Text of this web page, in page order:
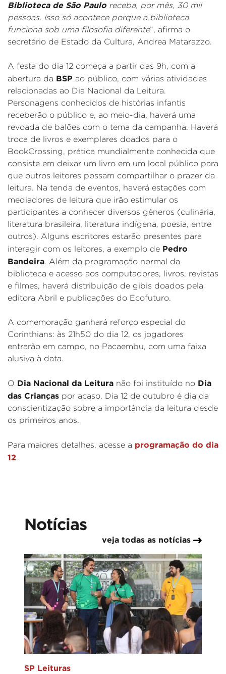
Biblioteca de São Paulo receba, por mês, 30 mil
pessoas. Isso só acontece porque a biblioteca
funciona sob uma filosofia diferente”, afirma o
secretário de Estado da Cultura, Andrea Matarazzo.
A festa do dia 12 começa a partir das 9h, com a
abertura da BSP ao público, com várias atividades
relacionadas ao Dia Nacional da Leitura.
Personagens conhecidos de histórias infantis
receberão o público e, ao meio-dia, haverá uma
revoada de balões com o tema da campanha. Haverá
troca de livros e exemplares doados para o
BookCrossing, prática mundialmente conhecida que
consiste em deixar um livro em um local público para
que outros leitores possam compartilhar o prazer da
leitura. Na tenda de eventos, haverá estações com
mediadores de leitura que irão estimular os
participantes a conhecer diversos gêneros (culinária,
literatura brasileira, literatura indígena, poesia, entre
outros). Alguns escritores estarão presentes para
interagir com os leitores, a exemplo de Pedro
Bandeira. Além da programação normal da
biblioteca e acesso aos computadores, livros, revistas
e filmes, haverá distribuição de gibis doados pela
editora Abril e publicações do Ecofuturo.
A comemoração ganhará reforço especial do
Corinthians: às 21h50 do dia 12, os jogadores
entrarão em campo, no Pacaembu, com uma faixa
alusiva à data.
O Dia Nacional da Leitura não foi instituído no Dia
das Crianças por acaso. Dia 12 de outubro é dia da
conscientização sobre a importância da leitura desde
os primeiros anos.
Para maiores detalhes, acesse a programação do dia
12.
Notícias
veja todas as notícias
SP Leituras